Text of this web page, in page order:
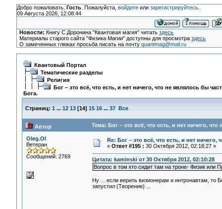
Добро пожаловать, Гость. Пожалуйста, войдитеили зарегистрируйтесь.
09 Августа 2026, 12:08:44
Новости: Книгу С.Доронина "Квантовая магия" читатьздесь
Материалы старого сайта "Физика Магии" доступны для просмотраздесь
О замеченных глюках просьба писать на почтуquantmag@mail.ru
Квантовый Портал
Тематические разделы
Религия
Бог – это всё, что есть, и нет ничего, что не являлось бы
Бога.
Страниц: 1 ... 12 13[14] 15 16 ... 37 Все
Автор Тема: Бог – это всё, что есть, и нет ничего,
Oleg.Ol
Ветеран
Сообщений: 2769
Re: Бог – это всё, что есть, и нет
« Ответ #195 : 30 Октября 2012, 02:18:27 »
Цитата: kaminski от 30 Октября 2012, 02:10:28
Вопрос в том кто сидит там на троне- Физик или
Ну ... если верить визионерам и интронавтам,
запустил (Творение) ...